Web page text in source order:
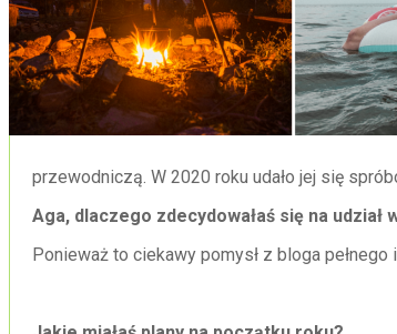
przewodniczą. W 2020 roku udało jej się
Aga, dlaczego zdecydowałaś się na udział
Ponieważ to ciekawy pomysł z bloga